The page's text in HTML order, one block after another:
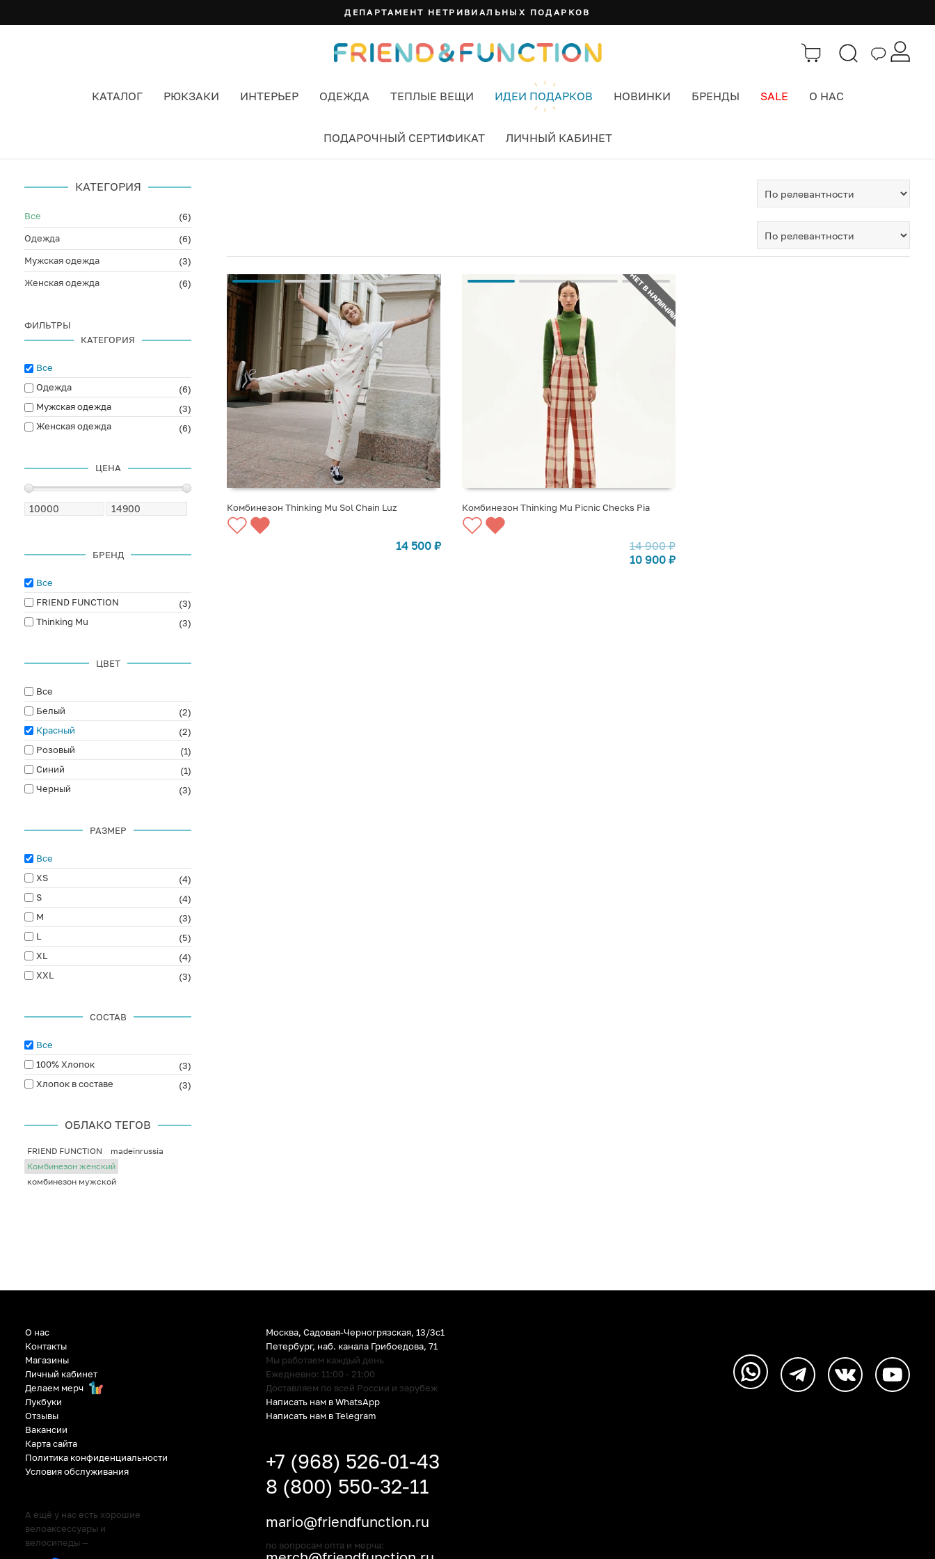
ДЕПАРТАМЕНТ НЕТРИВИАЛЬНЫХ ПОДАРКОВ
КАТАЛОГ РЮКЗАКИ ИНТЕРЬЕР ОДЕЖДА ТЕПЛЫЕ ВЕЩИ ИДЕИ ПОДАРКОВ НОВИНКИ БРЕНДЫ SALE О НАС
ПОДАРОЧНЫЙ СЕРТИФИКАТ ЛИЧНЫЙ КАБИНЕТ
Комбинезон Thinking Mu Sol Chain Luz
14 500 ₽
НЕТ В НАЛИЧИИ
СООБЩИТЬ О ПОСТУПЛЕНИИ
Комбинезон Thinking Mu Picnic Checks Pia
14 900₽
10 900 ₽
КАТЕГОРИЯ
Все
(6)
Одежда
(6)
Мужская одежда
(3)
Женская одежда
(6)
ФИЛЬТРЫ
КАТЕГОРИЯ
Все
Одежда
(6)
Мужская одежда
(3)
Женская одежда
(6)
ЦЕНА
БРЕНД
Все
FRIEND FUNCTION
(3)
Thinking Mu
(3)
ЦВЕТ
Все
Белый
(2)
Красный
(2)
Розовый
(1)
Синий
(1)
Черный
(3)
РАЗМЕР
Все
XS
(4)
S
(4)
M
(3)
L
(5)
XL
(4)
XXL
(3)
СОСТАВ
Все
100% Хлопок
(3)
Хлопок в составе
(3)
ОБЛАКО ТЕГОВ
FRIEND FUNCTION
madeinrussia
Комбинезон женский
комбинезон мужской
О нас
Контакты
Магазины
Личный кабинет
Делаем мерч
Лукбуки
Отзывы
Вакансии
Карта сайта
Политика конфиденциальности
Условия обслуживания
А ещё у нас есть хорошие
велоаксессуары и
велосипеды —
Москва, Садовая-Черногрязская, 13/3c1
Петербург, наб. канала Грибоедова, 71
Мы работаем каждый день
Ежедневно: 11:00 - 21:00
Доставляем по всей России и зарубеж
Написать нам в WhatsApp
Написать нам в Telegram
+7 (968) 526-01-43
8 (800) 550-32-11
mario@friendfunction.ru
по вопросам опта и мерча: